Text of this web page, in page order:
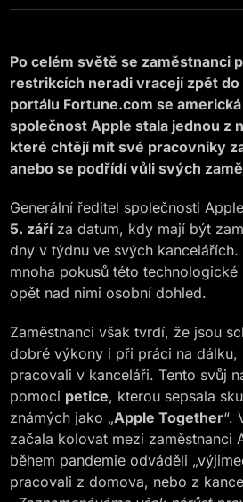
Po celém světě se zaměstnanci
restrikcích neradi vracejí zpět do
portálu Fortune.com se
společnost Apple stala jednou z
které chtějí mít své pracovníky
anebo se podřídí vůli svých
Generální ředitel společnosti
5. záříza datum, kdy mají být
dny v týdnu ve svých
mnoha pokusů této
opět nad nimi osobní dohled.
Zaměstnanci však tvrdí, že jsou
dobré výkony i při práci na dálku,
pracovali v kanceláři. Tento svůj
pomoci petice, kterou sepsala
známých jako „Apple Together“.
začala kolovat mezi zaměstnanci
během pandemie odváděli
pracovali z domova, nebo z